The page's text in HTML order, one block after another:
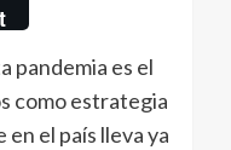
pandemia es el
como estrategia
el país lleva ya